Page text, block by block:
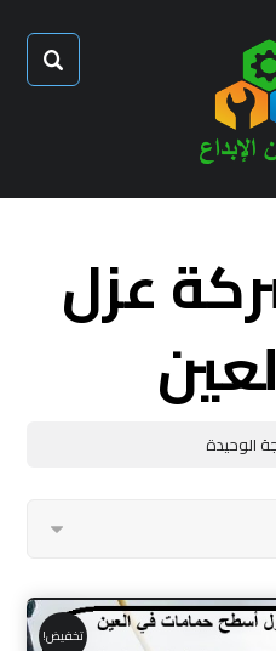
عزل
الوحيدة
تخفيض!